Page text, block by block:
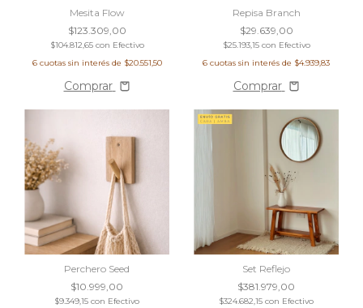
Mesita Flow
$123.309,00
$104.812,65 con Efectivo
6 cuotas sin interés de $20.551,50
Comprar
Repisa Branch
$29.639,00
$25.193,15 con Efectivo
6 cuotas sin interés de $4.939,83
Comprar
Perchero Seed
$10.999,00
$9.349,15 con Efectivo
Set Reflejo
$381.979,00
$324.682,15 con Efectivo